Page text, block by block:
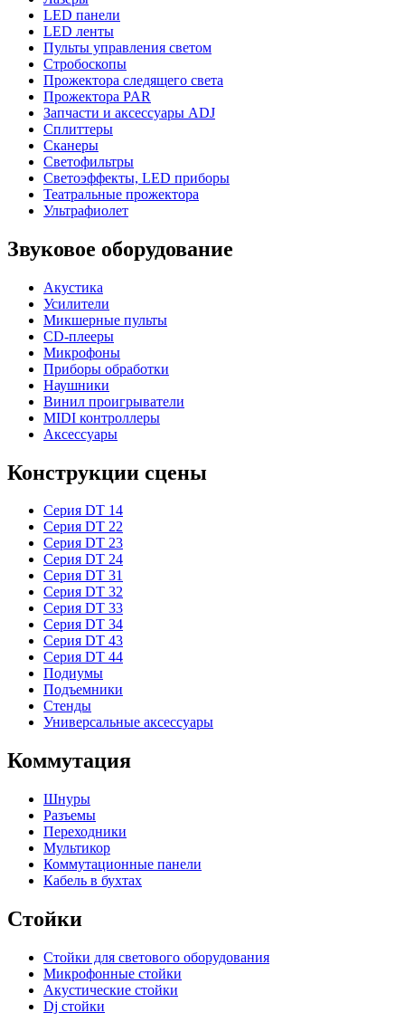
LED панели
LED ленты
Пульты управления светом
Стробоскопы
Прожектора следящего света
Прожектора PAR
Запчасти и аксессуары ADJ
Сплиттеры
Сканеры
Светофильтры
Светоэффекты, LED приборы
Театральные прожектора
Ультрафиолет
Звуковое оборудование
Акустика
Усилители
Микшерные пульты
CD-плееры
Микрофоны
Приборы обработки
Наушники
Винил проигрыватели
MIDI контроллеры
Аксессуары
Конструкции сцены
Серия DT 14
Серия DT 22
Серия DT 23
Серия DT 24
Серия DT 31
Серия DT 32
Серия DT 33
Серия DT 34
Серия DT 43
Серия DT 44
Подиумы
Подъемники
Стенды
Универсальные аксессуары
Коммутация
Шнуры
Разъемы
Переходники
Мультикор
Коммутационные панели
Кабель в бухтах
Стойки
Стойки для светового оборудования
Микрофонные стойки
Акустические стойки
Dj стойки